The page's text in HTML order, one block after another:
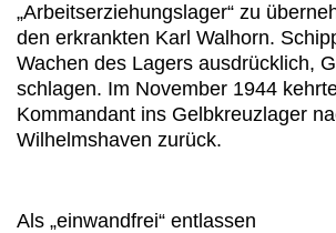
„Arbeitserziehungslager“ zu
den erkrankten Karl Walhorn.
Wachen des Lagers ausdrücklich,
schlagen. Im November 1944
Kommandant ins Gelbkreuzlager
Wilhelmshaven zurück.
Als „einwandfrei“ entlassen